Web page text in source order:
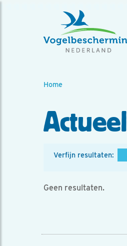
Home
Actueel
Verfijn resultaten:
Geen resultaten.